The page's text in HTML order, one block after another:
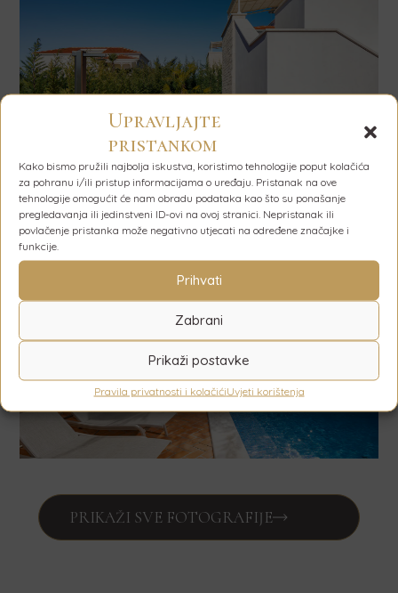
Upravljajte
pristankom
Kako bismo pružili najbolja iskustva, koristimo tehnologije poput kolačića
za pohranu i/ili pristup informacijama o uređaju. Pristanak na ove
tehnologije omogućit će nam obradu podataka kao što su ponašanje
pregledavanja ili jedinstveni ID-ovi na ovoj stranici. Nepristanak ili
povlačenje pristanka može negativno utjecati na određene značajke i
funkcije.
Prihvati
Zabrani
Prikaži postavke
Pravila privatnosti i kolačićiUvjeti korištenja
PRIKAŽI SVE FOTOGRAFIJE